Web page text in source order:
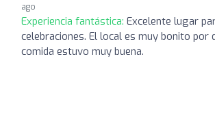
ago
Experiencia fantástica: Excelente lugar
celebraciones. El local es muy bonito por
comida estuvo muy buena.